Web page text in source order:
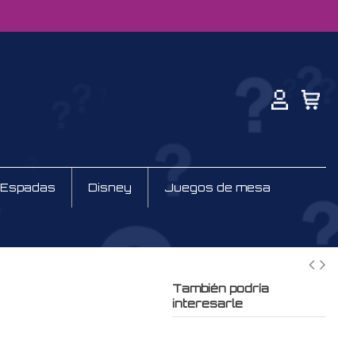
Espadas Disney Juegos de mesa
También podría
interesarle